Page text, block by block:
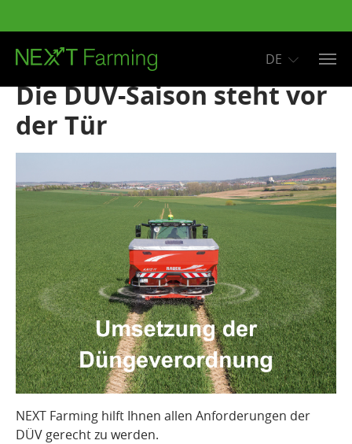
Zum Hauptinhalt springen DE
Die DÜV-Saison steht vor
der Tür
NEXT Farming hilft Ihnen allen Anforderungen der
DÜV gerecht zu werden.